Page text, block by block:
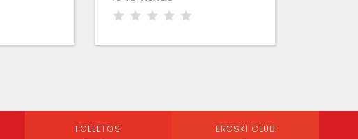
FOLLETOS EROSKI CLUB